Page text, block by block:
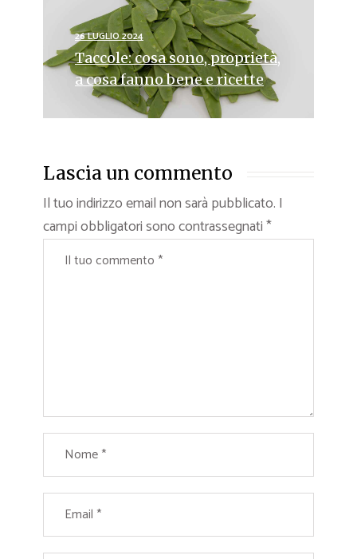
26 LUGLIO 2024
Taccole: cosa sono, proprietà,
a cosa fanno bene e ricette
Lascia un commento
Il tuo indirizzo email non sarà pubblicato. I
campi obbligatori sono contrassegnati*